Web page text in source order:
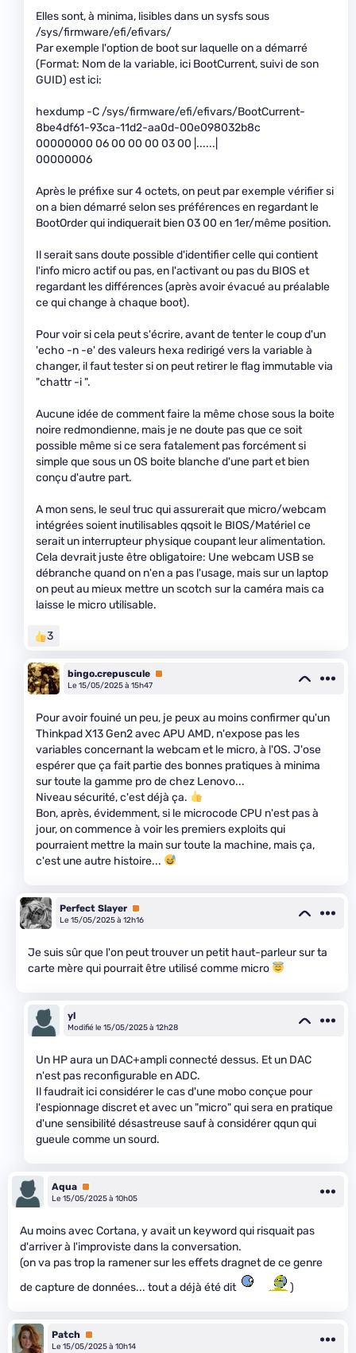
Elles sont, à minima, lisibles dans un sysfs sous
/sys/firmware/efi/efivars/
Par exemple l'option de boot sur laquelle on a démarré
(Format: Nom de la variable, ici BootCurrent, suivi de son
GUID) est ici:
hexdump -C /sys/firmware/efi/efivars/BootCurrent-
8be4df61-93ca-11d2-aa0d-00e098032b8c
00000000 06 00 00 00 03 00 |......|
00000006
Après le préfixe sur 4 octets, on peut par exemple vérifier si
on a bien démarré selon ses préférences en regardant le
BootOrder qui indiquerait bien 03 00 en 1er/même position.
Il serait sans doute possible d'identifier celle qui contient
l'info micro actif ou pas, en l'activant ou pas du BIOS et
regardant les différences (après avoir évacué au préalable
ce qui change à chaque boot).
Pour voir si cela peut s'écrire, avant de tenter le coup d'un
'echo -n -e' des valeurs hexa redirigé vers la variable à
changer, il faut tester si on peut retirer le flag immutable via
"chattr -i ".
Aucune idée de comment faire la même chose sous la boite
noire redmondienne, mais je ne doute pas que ce soit
possible même si ce sera fatalement pas forcément si
simple que sous un OS boite blanche d'une part et bien
conçu d'autre part.
A mon sens, le seul truc qui assurerait que micro/webcam
intégrées soient inutilisables qqsoit le BIOS/Matériel ce
serait un interrupteur physique coupant leur alimentation.
Cela devrait juste être obligatoire: Une webcam USB se
débranche quand on n'en a pas l'usage, mais sur un laptop
on peut au mieux mettre un scotch sur la caméra mais ca
laisse le micro utilisable.
3
bingo.crepuscule Premium
Le 15/05/2025 à 15h47
Pour avoir fouiné un peu, je peux au moins confirmer qu'un
Thinkpad X13 Gen2 avec APU AMD, n'expose pas les
variables concernant la webcam et le micro, à l'OS. J'ose
espérer que ça fait partie des bonnes pratiques à minima
sur toute la gamme pro de chez Lenovo...
Niveau sécurité, c'est déjà ça.
Bon, après, évidemment, si le microcode CPU n'est pas à
jour, on commence à voir les premiers exploits qui
pourraient mettre la main sur toute la machine, mais ça,
c'est une autre histoire...
Perfect Slayer Premium
Le 15/05/2025 à 12h16
Je suis sûr que l'on peut trouver un petit haut-parleur sur ta
carte mère qui pourrait être utilisé comme micro
yl
Modifié le 15/05/2025 à 12h28
Un HP aura un DAC+ampli connecté dessus. Et un DAC
n'est pas reconfigurable en ADC.
Il faudrait ici considérer le cas d'une mobo conçue pour
l'espionnage discret et avec un "micro" qui sera en pratique
d'une sensibilité désastreuse sauf à considérer qqun qui
gueule comme un sourd.
Aqua Premium
Le 15/05/2025 à 10h05
Au moins avec Cortana, y avait un keyword qui risquait pas
d'arriver à l'improviste dans la conversation.
(on va pas trop la ramener sur les effets dragnet de ce genre
de capture de données... tout a déjà été dit
)
Patch Premium
Le 15/05/2025 à 10h14